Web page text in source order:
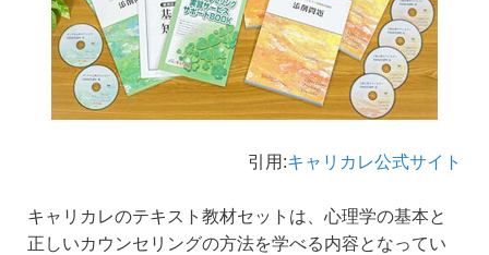
引用:キャリカレ公式サイト
キャリカレのテキスト教材セットは、心理学の基本と
正しいカウンセリングの方法を学べる内容となってい